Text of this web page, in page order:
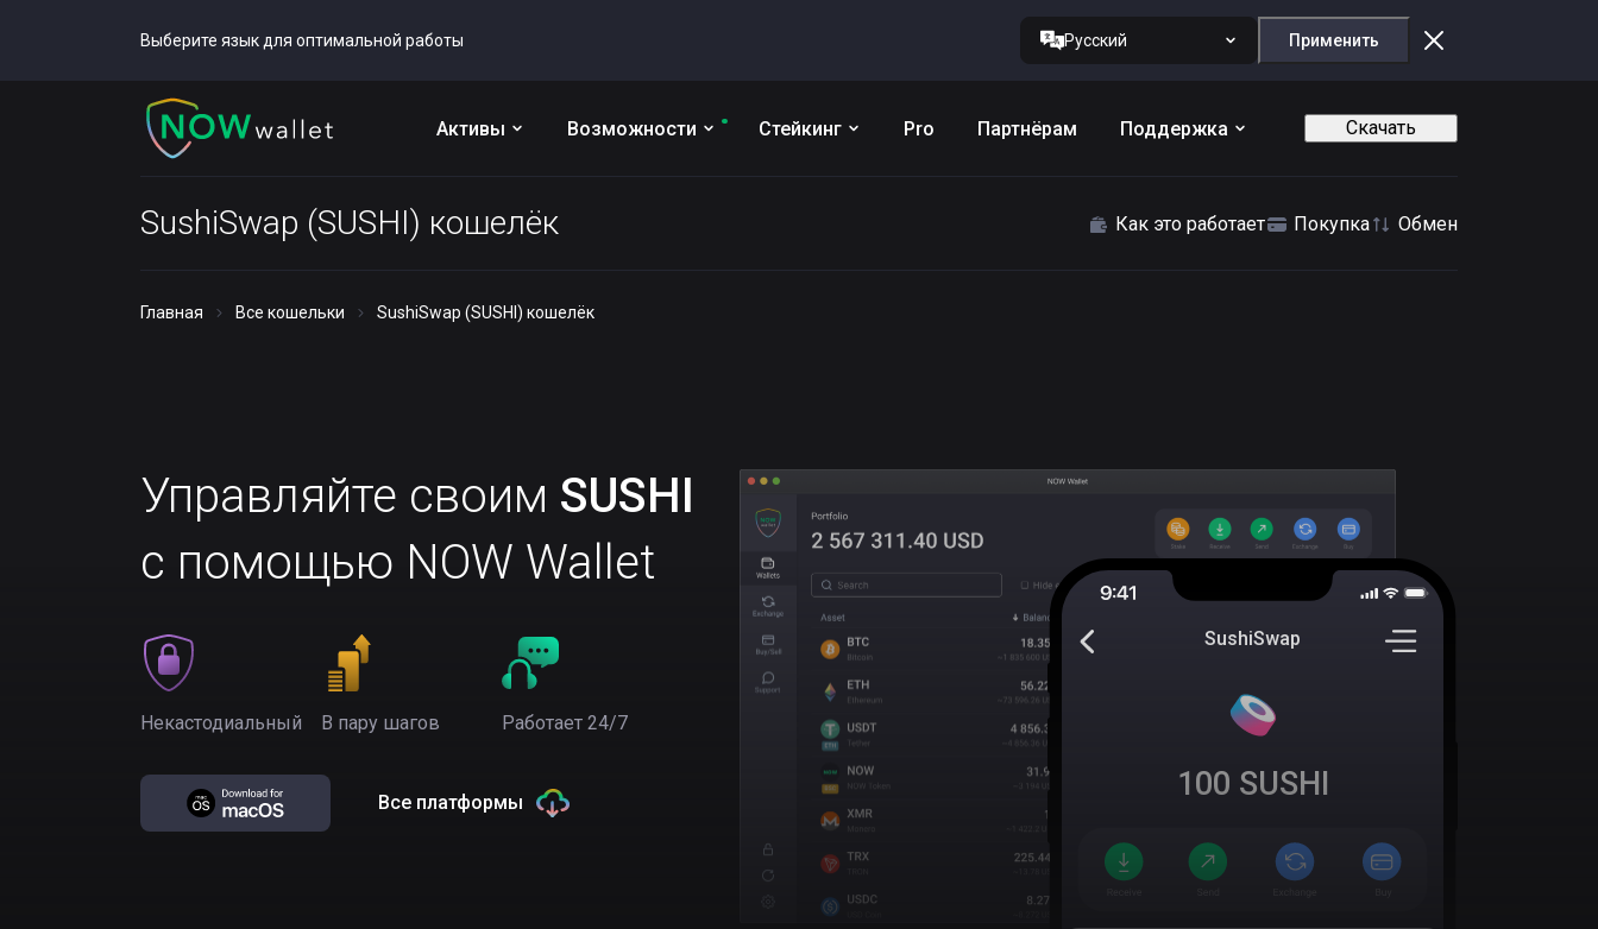
Выберите язык для оптимальной работы Русский Применить
Активы Возможности Стейкинг Pro Партнёрам Поддержка Скачать
SushiSwap (SUSHI) кошелёк Как это работает Покупка Обмен
Главная Все кошельки SushiSwap (SUSHI) кошелёк
Управляйте своим SUSHI
с помощью NOW Wallet
Некастодиальный В пару шагов Работает 24/7
Все платформы
SushiSwap
100 SUSHI